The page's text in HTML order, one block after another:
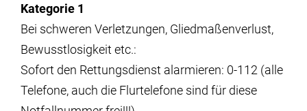
Kategorie 1
Bei schweren Verletzungen, Gliedmaßenverlust,
Bewusstlosigkeit etc.:
Sofort den Rettungsdienst alarmieren: 0-112 (alle
Telefone, auch die Flurtelefone sind für diese